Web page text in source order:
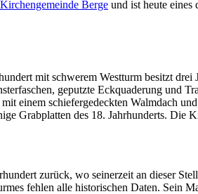
Kirchengemeinde Berge und ist heute
mit schwerem Westturm besitzt
geputzte Eckquaderung und
einem schiefergedeckten Walmdach
Grabplatten des 18. Jahrhunderts. Die
zurück, wo seinerzeit an dieser
fehlen alle historischen Daten. Sein